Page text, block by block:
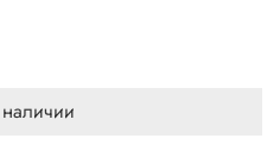
почву без особых усилий.
на рукоятку, что